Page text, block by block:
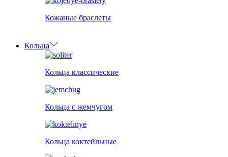
Кожаные браслеты
Кольца
Кольца классические
Кольца с жемчугом
Кольца коктейльные